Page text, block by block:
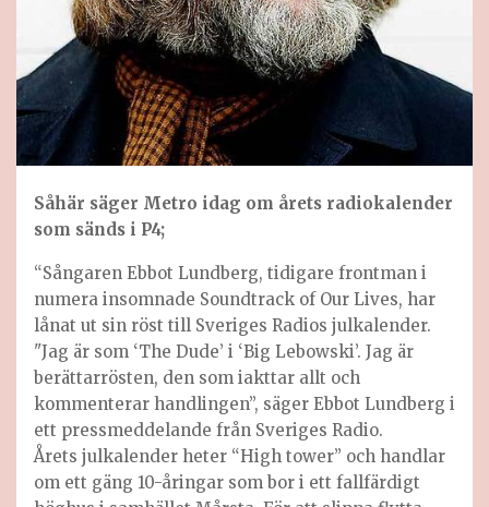
Såhär säger Metro idag om årets radiokalender
som sänds i P4;
“Sångaren Ebbot Lundberg, tidigare frontman i
numera insomnade Soundtrack of Our Lives, har
lånat ut sin röst till Sveriges Radios julkalender.
"Jag är som ‘The Dude’ i ‘Big Lebowski’. Jag är
berättarrösten, den som iakttar allt och
kommenterar handlingen”, säger Ebbot Lundberg i
ett pressmeddelande från Sveriges Radio.
Årets julkalender heter “High tower” och handlar
om ett gäng 10-åringar som bor i ett fallfärdigt